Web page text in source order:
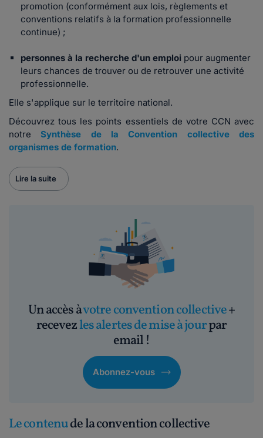
promotion (conformément aux lois, règlements et
conventions relatifs à la formation professionnelle
continue) ;
personnes à la recherche d'un emploi pour augmenter
leurs chances de trouver ou de retrouver une activité
professionnelle.
Elle s'applique sur le territoire national.
Découvrez tous les points essentiels de votre CCN avec
notreSynthèse de la Convention collective des
organismes de formation.
Lire la suite
Un accès àvotre convention collective+
recevezles alertes de mise à jourpar
email !
Abonnez-vous
Le contenude la convention collective